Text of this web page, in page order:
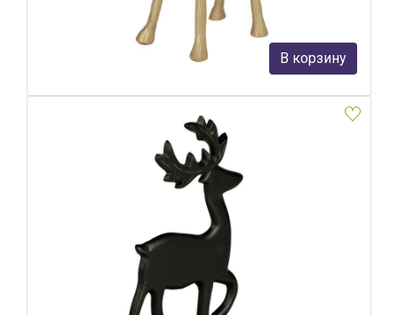
В корзину
Фигурка Олень Eglo Baliguian 427574